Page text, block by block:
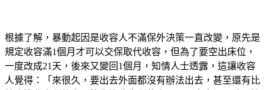
根據了解，暴動起因是收容人不滿保外決策一直改變，原先是
規定收容滿1個月才可以交保取代收容，但為了要空出床位，
一度改成21天，後來又變回1個月，知情人士透露，這讓收容
人覺得：「來很久，要出去外面都沒有辦法出去，甚至還有比